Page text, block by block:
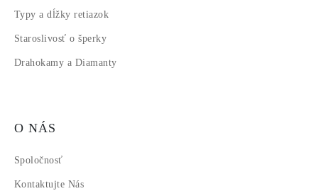
Typy a dĺžky retiazok
Staroslivosť o šperky
Drahokamy a Diamanty
O NÁS
Spoločnosť
Kontaktujte Nás